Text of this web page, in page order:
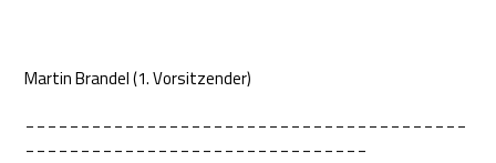
Martin Brandel (1. Vorsitzender)